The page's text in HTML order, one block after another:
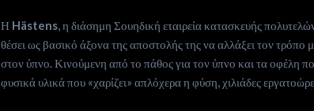
Η Hästens, η διάσημη Σουηδική εταιρεία κατασκευής
θέσει ως βασικό άξονα της αποστολής της να αλλάξει τον τρόπο
στον ύπνο. Κινούμενη από το πάθος για τον ύπνο και τα οφέλη
φυσικά υλικά που «χαρίζει» απλόχερα η φύση, χιλιάδες